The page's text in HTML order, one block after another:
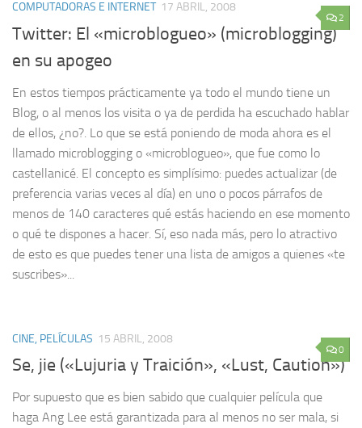
2
COMPUTADORAS E INTERNET 17 ABRIL, 2008
Twitter: El «microblogueo» (microblogging)
en su apogeo
En estos tiempos prácticamente ya todo el mundo tiene un
Blog, o al menos los visita o ya de perdida ha escuchado hablar
de ellos, ¿no?. Lo que se está poniendo de moda ahora es el
llamado microblogging o «microblogueo», que fue como lo
castellanicé. El concepto es simplísimo: puedes actualizar (de
preferencia varias veces al día) en uno o pocos párrafos de
menos de 140 caracteres qué estás haciendo en ese momento
o qué te dispones a hacer. Sí, eso nada más, pero lo atractivo
de esto es que puedes tener una lista de amigos a quienes «te
suscribes»...
0
CINE, PELÍCULAS 15 ABRIL, 2008
Se, jie («Lujuria y Traición», «Lust, Caution»)
Por supuesto que es bien sabido que cualquier película que
haga Ang Lee está garantizada para al menos no ser mala, si